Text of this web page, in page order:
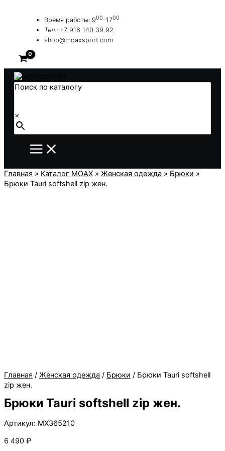
содержимому
Время работы: 900-1700
Тел.: +7 916 140 39 92
shop@moaxsport.com
Поиск по каталогу
×
Главная » Каталог MOAX » Женская одежда » Брюки »
Брюки Tauri softshell zip жен.
Главная / Женская одежда / Брюки / Брюки Tauri softshell
zip жен.
Брюки Tauri softshell zip жен.
Артикул: MX365210
6 490 ₽